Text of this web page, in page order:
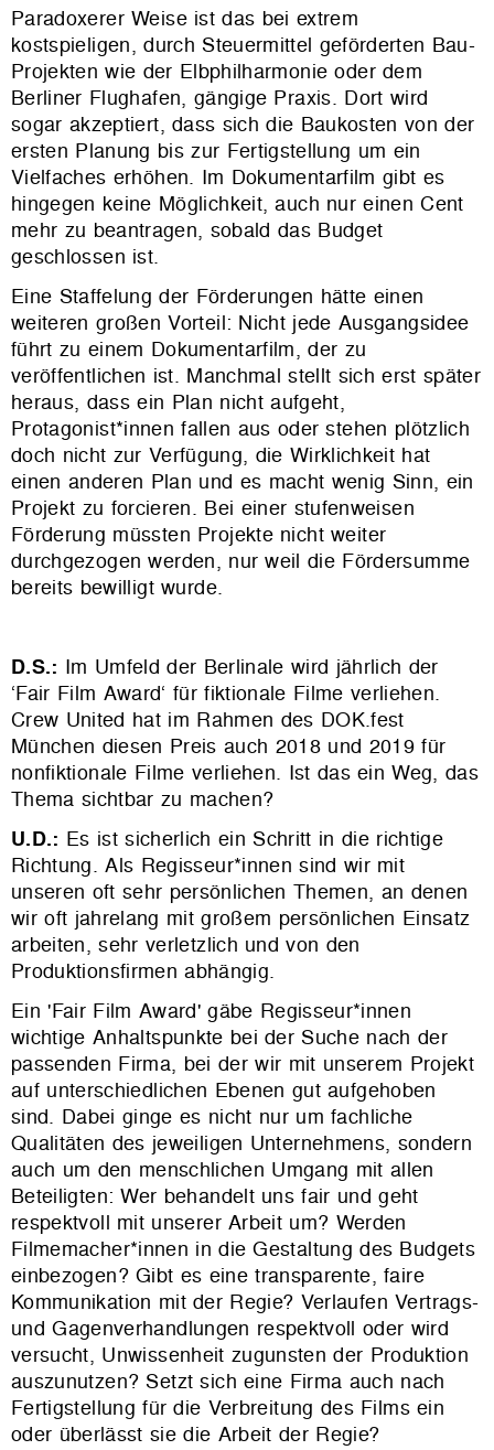
Paradoxerer Weise ist das bei extrem
kostspieligen, durch Steuermittel geförderten Bau-
Projekten wie der Elbphilharmonie oder dem
Berliner Flughafen, gängige Praxis. Dort wird
sogar akzeptiert, dass sich die Baukosten von der
ersten Planung bis zur Fertigstellung um ein
Vielfaches erhöhen. Im Dokumentarfilm gibt es
hingegen keine Möglichkeit, auch nur einen Cent
mehr zu beantragen, sobald das Budget
geschlossen ist.
Eine Staffelung der Förderungen hätte einen
weiteren großen Vorteil: Nicht jede Ausgangsidee
führt zu einem Dokumentarfilm, der zu
veröffentlichen ist. Manchmal stellt sich erst später
heraus, dass ein Plan nicht aufgeht,
Protagonist*innen fallen aus oder stehen plötzlich
doch nicht zur Verfügung, die Wirklichkeit hat
einen anderen Plan und es macht wenig Sinn, ein
Projekt zu forcieren. Bei einer stufenweisen
Förderung müssten Projekte nicht weiter
durchgezogen werden, nur weil die Fördersumme
bereits bewilligt wurde.
D.S.: Im Umfeld der Berlinale wird jährlich der
‘Fair Film Award‘ für fiktionale Filme verliehen.
Crew United hat im Rahmen des DOK.fest
München diesen Preis auch 2018 und 2019 für
nonfiktionale Filme verliehen. Ist das ein Weg, das
Thema sichtbar zu machen?
U.D.: Es ist sicherlich ein Schritt in die richtige
Richtung. Als Regisseur*innen sind wir mit
unseren oft sehr persönlichen Themen, an denen
wir oft jahrelang mit großem persönlichen Einsatz
arbeiten, sehr verletzlich und von den
Produktionsfirmen abhängig.
Ein 'Fair Film Award' gäbe Regisseur*innen
wichtige Anhaltspunkte bei der Suche nach der
passenden Firma, bei der wir mit unserem Projekt
auf unterschiedlichen Ebenen gut aufgehoben
sind. Dabei ginge es nicht nur um fachliche
Qualitäten des jeweiligen Unternehmens, sondern
auch um den menschlichen Umgang mit allen
Beteiligten: Wer behandelt uns fair und geht
respektvoll mit unserer Arbeit um? Werden
Filmemacher*innen in die Gestaltung des Budgets
einbezogen? Gibt es eine transparente, faire
Kommunikation mit der Regie? Verlaufen Vertrags-
und Gagenverhandlungen respektvoll oder wird
versucht, Unwissenheit zugunsten der Produktion
auszunutzen? Setzt sich eine Firma auch nach
Fertigstellung für die Verbreitung des Films ein
oder überlässt sie die Arbeit der Regie?